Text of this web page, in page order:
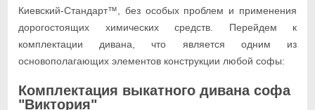
Киевский-Стандарт™, без особых проблем и применения
дорогостоящих химических средств. Перейдем к
комплектации дивана, что является одним из
основополагающих элементов конструкции любой софы:
Комплектация выкатного дивана софа
"Виктория"